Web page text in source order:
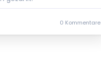
0 Kommentare